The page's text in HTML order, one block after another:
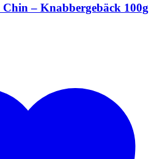
– Knabbergebäck 100g